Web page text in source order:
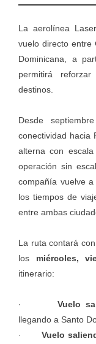
La aerolínea
vuelo directo entre
Dominicana, a
permitirá
destinos.
Desde
conectividad hacia
alterna con
operación sin
compañía vuelve
los tiempos de
entre ambas
La ruta contará con
los miércoles,
itinerario:
· Vuelo
llegando a Santo
· Vuelo